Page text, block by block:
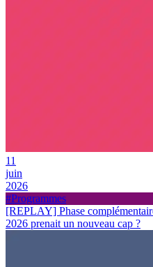
11
juin
2026
#Programmes
[REPLAY] Phase
2026 prenait un nouveau cap ?